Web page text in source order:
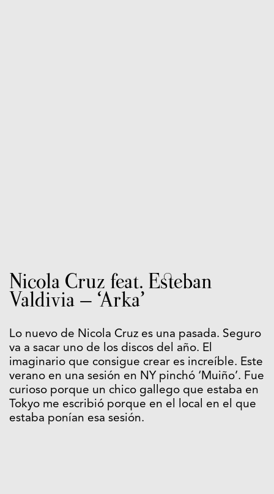
Nicola Cruz feat. Esteban
Valdivia – ‘Arka’
Lo nuevo de Nicola Cruz es una pasada. Seguro
va a sacar uno de los discos del año. El
imaginario que consigue crear es increíble. Este
verano en una sesión en NY pinchó ‘Muiño’. Fue
curioso porque un chico gallego que estaba en
Tokyo me escribió porque en el local en el que
estaba ponían esa sesión.